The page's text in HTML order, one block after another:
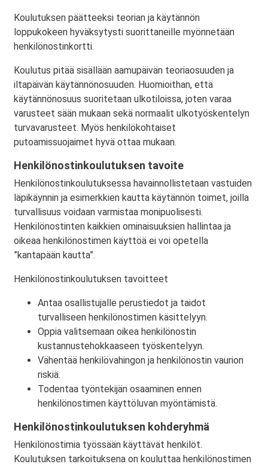
Koulutuksen päätteeksi teorian ja käytännön
loppukokeen hyväksytysti suorittaneille myönnetään
henkilönostinkortti.
Koulutus pitää sisällään aamupäivän teoriaosuuden ja
iltapäivän käytännönosuuden. Huomioithan, että
käytännönosuus suoritetaan ulkotiloissa, joten varaa
varusteet sään mukaan sekä normaalit ulkotyöskentelyn
turvavarusteet. Myös henkilökohtaiset
putoamissuojaimet hyvä ottaa mukaan.
Henkilönostinkoulutuksen tavoite
Henkilönostinkoulutuksessa havainnollistetaan vastuiden
läpikäynnin ja esimerkkien kautta käytännön toimet, joilla
turvallisuus voidaan varmistaa monipuolisesti.
Henkilönostinten kaikkien ominaisuuksien hallintaa ja
oikeaa henkilönostimen käyttöä ei voi opetella
”kantapään kautta”.
Henkilönostinkoulutuksen tavoitteet
Antaa osallistujalle perustiedot ja taidot
turvalliseen henkilönostimen käsittelyyn.
Oppia valitsemaan oikea henkilönostin
kustannustehokkaaseen työskentelyyn.
Vähentää henkilövahingon ja henkilönostin vaurion
riskiä.
Todentaa työntekijän osaaminen ennen
henkilönostimen käyttöluvan myöntämistä.
Henkilönostinkoulutuksen kohderyhmä
Henkilönostimia työssään käyttävät henkilöt.
Koulutuksen tarkoituksena on kouluttaa henkilönostimen